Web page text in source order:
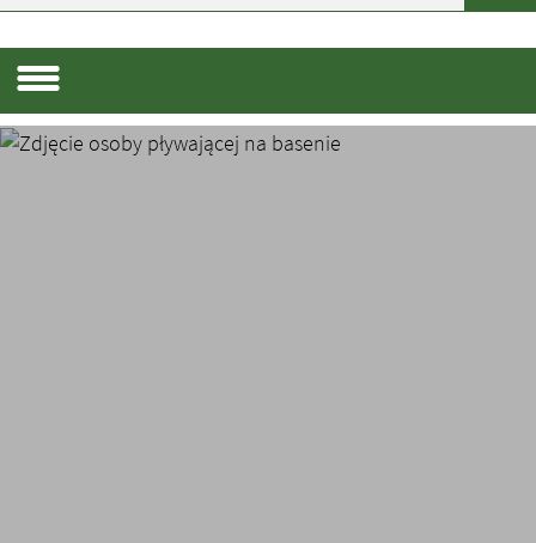
Menu dodatkowe
Menu dodatkowe